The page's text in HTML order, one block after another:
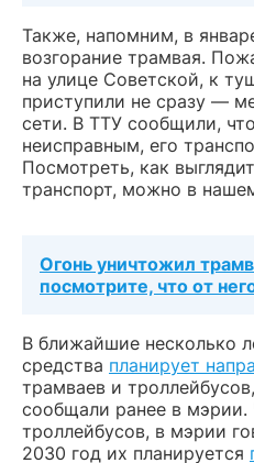
Также, напомним, в
возгорание трамвая.
на улице Советской, к
приступили не сразу —
сети. В ТТУ сообщили,
неисправным, его
Посмотреть, как
транспорт, можно в
Огонь уничтожил
посмотрите, что от
В ближайшие несколько
средства планирует
трамваев и
сообщали ранее в мэрии.
троллейбусов, в мэрии
2030 год их планируется